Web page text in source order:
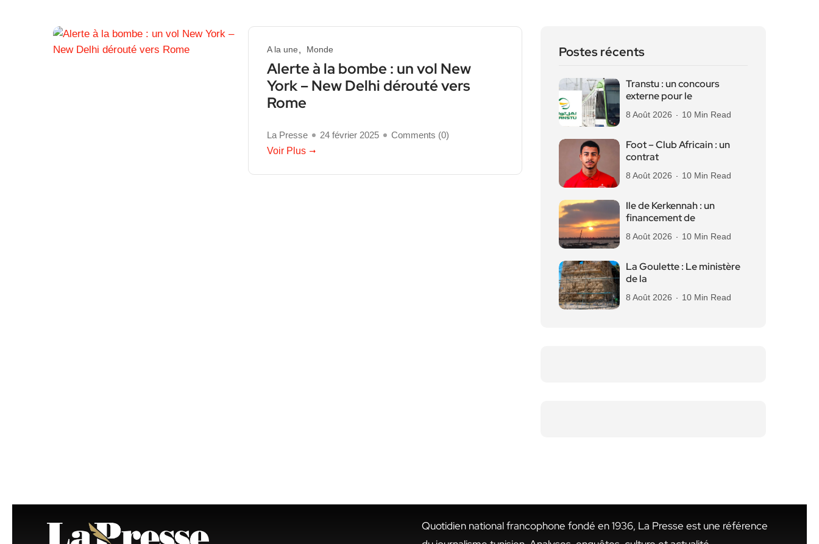
A la une Monde
Alerte à la bombe : un vol New
York – New Delhi dérouté vers
Rome
La Presse 24 février 2025 Comments (0)
Voir Plus
Postes récents
Transtu : un concours
externe pour le
8 Août 2026 10 Min Read
Foot – Club Africain : un
contrat
8 Août 2026 10 Min Read
Ile de Kerkennah : un
financement de
8 Août 2026 10 Min Read
La Goulette : Le ministère
de la
8 Août 2026 10 Min Read
Quotidien national francophone fondé en 1936, La Presse est une référence